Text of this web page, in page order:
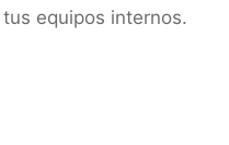
equipos internos.